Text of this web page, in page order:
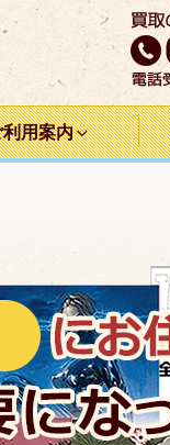
利用案内